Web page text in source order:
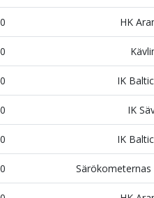
HK
IK
IK
IK
Särökometernas